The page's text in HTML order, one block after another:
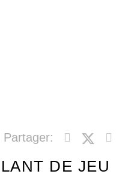
Partager:
DE JEU